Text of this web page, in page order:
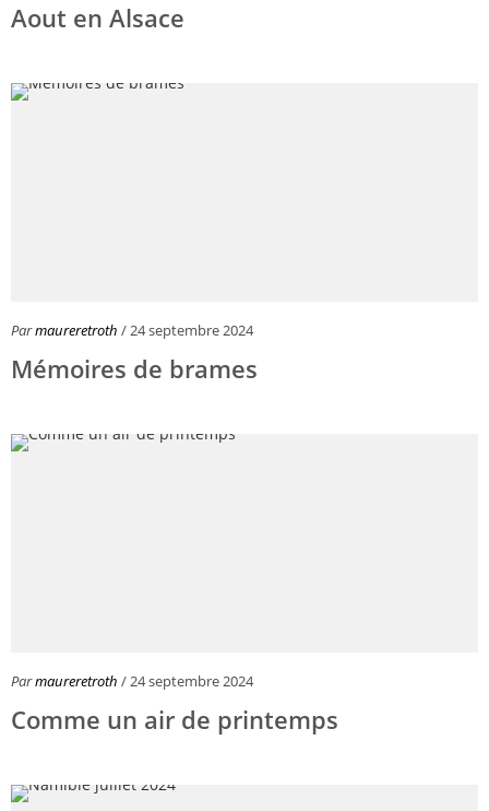
Aout en Alsace
Parmaureretroth / 24 septembre 2024
Mémoires de brames
Parmaureretroth / 24 septembre 2024
Comme un air de printemps